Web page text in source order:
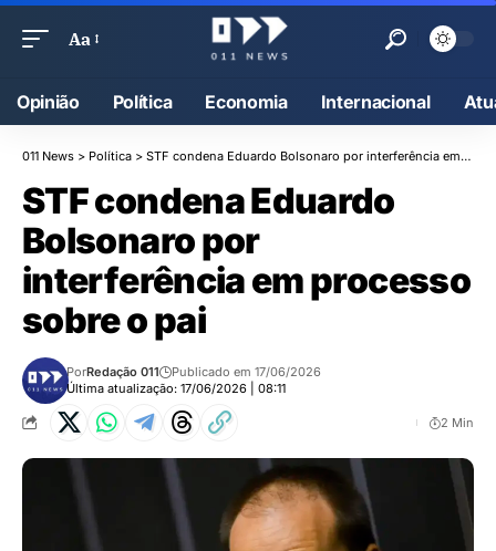
Aa
Opinião Política Economia Internacional
011 News > Política > STF condena Eduardo Bolsonaro por interferência em processo sobre o pai
STF condena Eduardo
Bolsonaro por
interferência em processo
sobre o pai
Última atualização: 17/06/2026 | 08:11
PorRedação 011 Publicado em 17/06/2026
2 Min